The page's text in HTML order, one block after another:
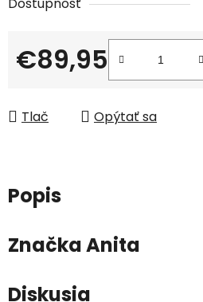
€89,95
Jednotková cena:
Tlač Opýtať sa
Popis
ZnačkaAnita
Diskusia